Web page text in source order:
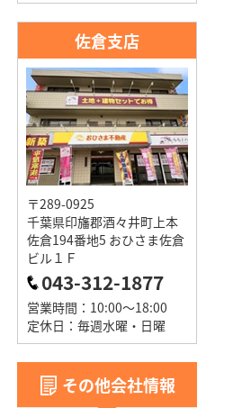
佐倉支店
〒289-0925
千葉県印旛郡酒々井町上本
佐倉194番地5 おひさま佐倉
ビル１Ｆ
043-312-1877
営業時間：10:00～18:00
定休日：毎週水曜・日曜
その他会社情報